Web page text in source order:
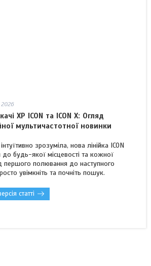
XP ICON та ICON X: Огляд
мультичастотної новинки
зрозуміла, нова лінійка ICON
до будь-якої місцевості та кожної
першого полювання до наступного
увімкніть та почніть пошук.
статті